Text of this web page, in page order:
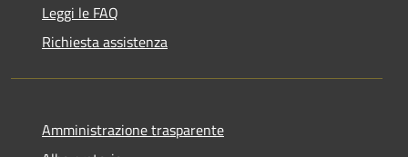
Leggi le FAQ
Richiesta assistenza
Amministrazione trasparente